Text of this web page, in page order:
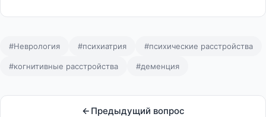
#Неврология #психиатрия #психические расстройства
#когнитивные расстройства #деменция
Предыдущий вопрос